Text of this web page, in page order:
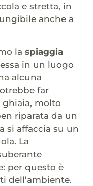
e stretta, in
anche a
la spiaggia
in un luogo
alcuna
far
ghiaia, molto
riparata da un
si affaccia su un
La
per questo è
dell’ambiente.